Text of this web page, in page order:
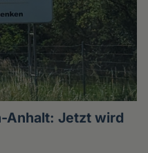
Anhalt: Jetzt wird